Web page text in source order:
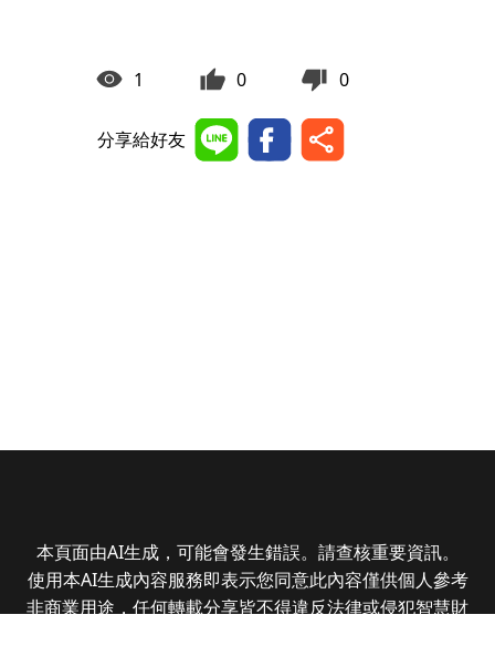
1 0 0
分享給好友
本頁面由AI生成，可能會發生錯誤。請查核重要資訊。
使用本AI生成內容服務即表示您同意此內容僅供個人參考
非商業用途，任何轉載分享皆不得違反法律或侵犯智慧財